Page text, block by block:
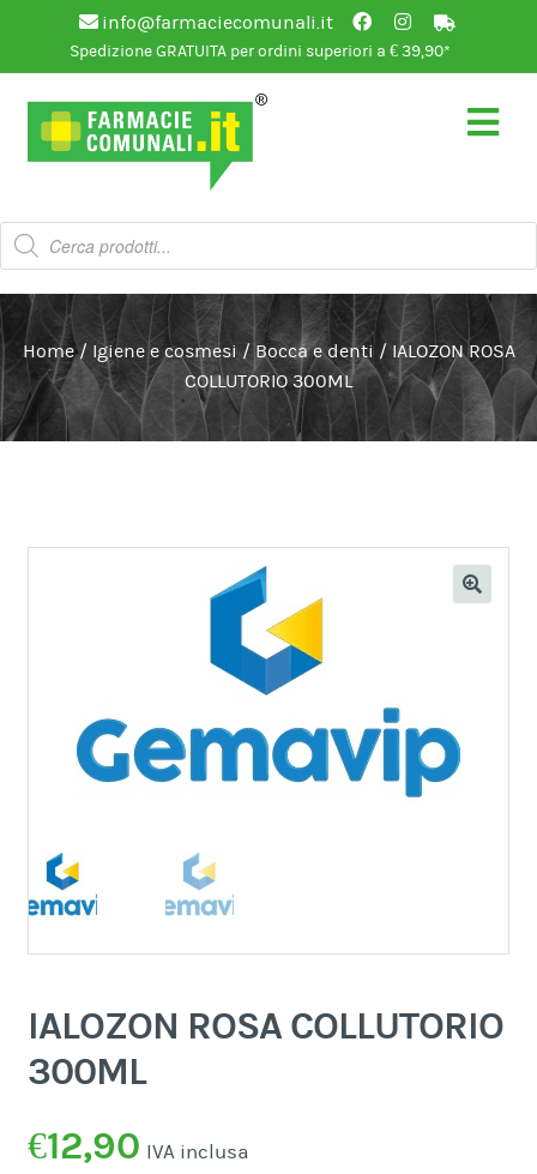
info@farmaciecomunali.it
Spedizione GRATUITA per ordini superiori a € 39,90*
Vai
alla
navigazione
Vai
al
contenuto
Products
search
Home / Igiene e cosmesi /Bocca e denti / IALOZON ROSA
COLLUTORIO 300ML
IALOZON ROSA COLLUTORIO
300ML
€12,90 IVA inclusa